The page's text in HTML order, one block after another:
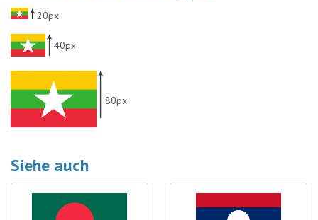
20px
40px
80px
Siehe auch